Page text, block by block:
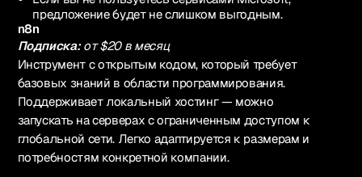
предложение будет не слишком выгодным.
n8n
Подписка:от $20 в месяц
Инструмент с открытым кодом, который требует
базовых знаний в области программирования.
Поддерживает локальный хостинг — можно
запускать на серверах с ограниченным доступом к
глобальной сети. Легко адаптируется к размерам и
потребностям конкретной компании.